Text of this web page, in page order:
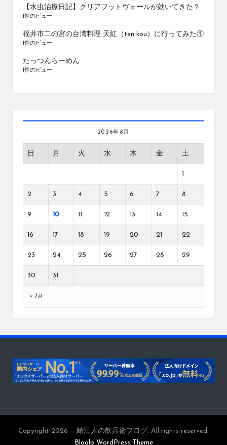
【水虫治療日記】クリアフットヴェールが効いてきた？
1件のビュー
福井市二の宮の台湾料理 天紅（ten kou）に行ってみた①
1件のビュー
たっつんらーめん
1件のビュー
2026年8月
日 月 火 水 木 金 土
2 3 4 5 6 7 8
9 10 12 13 14 15
16 17 18 19 20 21 22
23 24 25 26 27 28 29
30 31
« 7月
Copyright 2026 — 鯖江人の飲兵衛ブログ. All rights reserved.
Bloglo WordPress Theme